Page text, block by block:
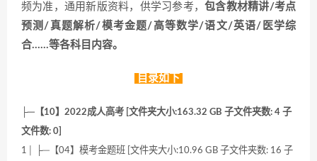
频为准，通用新版资料，供学习参考，包含教材精讲/考点
预测/真题解析/模考金题/高等数学/语文/英语/医学综
合……等各科目内容。
目录如下
├─【10】2022成人高考 [文件夹大小:163.32 GB 子文件夹数: 4 子
文件数: 0]
1│ ├─【04】模考金题班 [文件夹大小:10.96 GB 子文件夹数: 16 子